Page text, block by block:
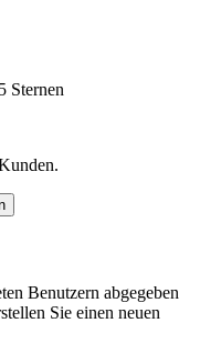
Sternen
Benutzern abgegeben
Sie einen neuen